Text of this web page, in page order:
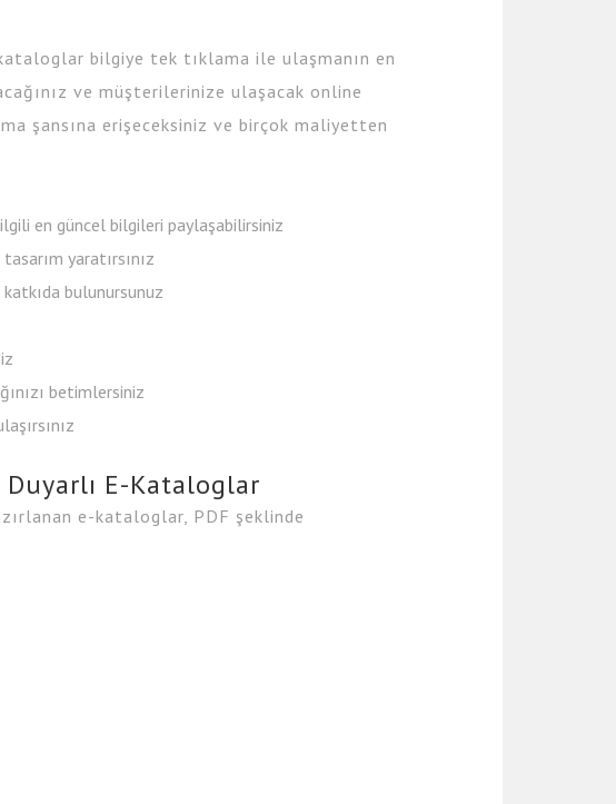
bilgiye tek tıklama ile ulaşmanın en
ve müşterilerinize ulaşacak online
şansına erişeceksiniz ve birçok maliyetten
en güncel bilgileri paylaşabilirsiniz
yaratırsınız
bulunursunuz
betimlersiniz
E-Kataloglar
e-kataloglar, PDF şeklinde